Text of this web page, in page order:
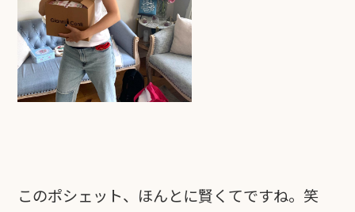
このポシェット、ほんとに賢くてですね。笑